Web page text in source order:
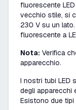
fluorescente
vecchio stile, si
230 V su un
fluorescente a
Nota: Verifica
apparecchio.
I nostri tubi LED
degli apparecchi
Esistono due tipi